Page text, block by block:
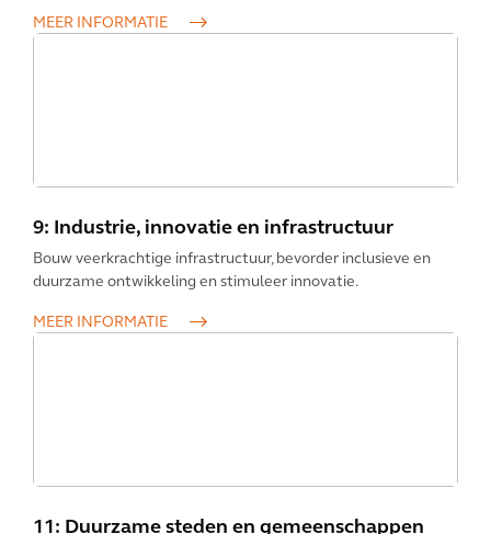
MEER INFORMATIE
9: Industrie, innovatie en infrastructuur
Bouw veerkrachtige infrastructuur, bevorder inclusieve en
duurzame ontwikkeling en stimuleer innovatie.
MEER INFORMATIE
11: Duurzame steden en gemeenschappen